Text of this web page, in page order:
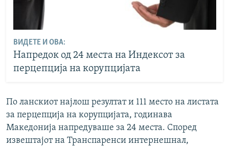
ВИДЕТЕ И ОВА:
Напредок од 24 места на Индексот за
перцепција на корупцијата
По ланскиот најлош резултат и 111 место на листата
за перцепција на корупцијата, годинава
Македонија напредуваше за 24 места. Според
извештајот на Транспаренси интернешнал,